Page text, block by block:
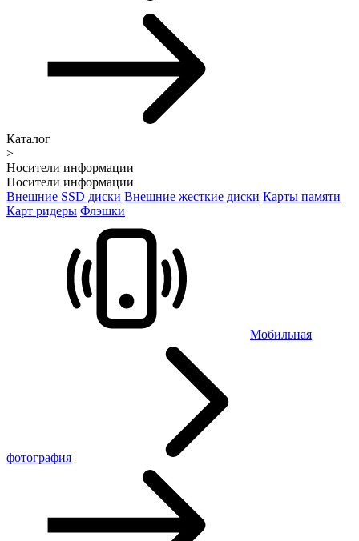
Каталог
>
Носители информации
Носители информации
Внешние SSD диски Внешние жесткие диски Карты памяти
Карт ридеры Флэшки
Мобильная
фотография